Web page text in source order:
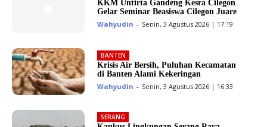
KKM Untirta Gandeng Kesra Cilegon
Gelar Seminar Beasiswa Cilegon Juare
Wahyudin - Senin, 3 Agustus 2026 | 17:19
BANTEN
Krisis Air Bersih, Puluhan Kecamatan
di Banten Alami Kekeringan
Wahyudin - Senin, 3 Agustus 2026 | 16:33
SERANG